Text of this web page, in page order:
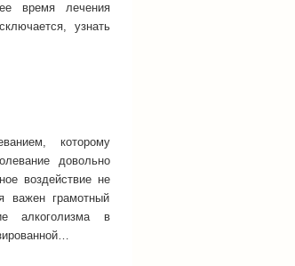
время лечения
узнать
которому
довольно
воздействие не
важен грамотный
алкоголизма в